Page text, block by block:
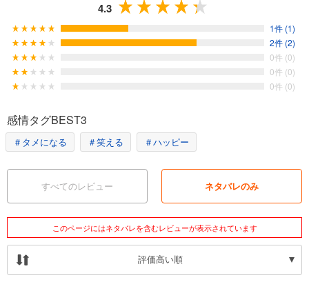
4.3
1件 (1)
2件 (2)
0件 (0)
0件 (0)
0件 (0)
感情タグBEST3
＃タメになる ＃笑える ＃ハッピー
すべてのレビュー ネタバレのみ
このページにはネタバレを含むレビューが表示されています
評価高い順